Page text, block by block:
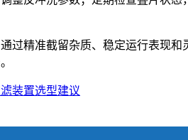
过精准截留杂质、稳定运行表现
装置选型建议